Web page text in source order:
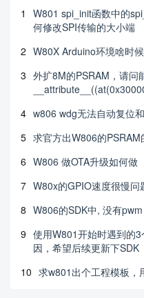
1
W801 spi_init函数中的
何修改SPI传输的大小端
2 W80X Arduino环境啥时
3 外扩8M的PSRAM，请问
4 w806 wdg无法自动复位
5 求官方出W806的
6 W806 做OTA升级如何做
7 W80x的GPIO速度很慢问
8 W806的SDK中, 没有
9 使用W801开始时遇到的
因，希望后续更新下SDK
10 求w801出个工程模板，